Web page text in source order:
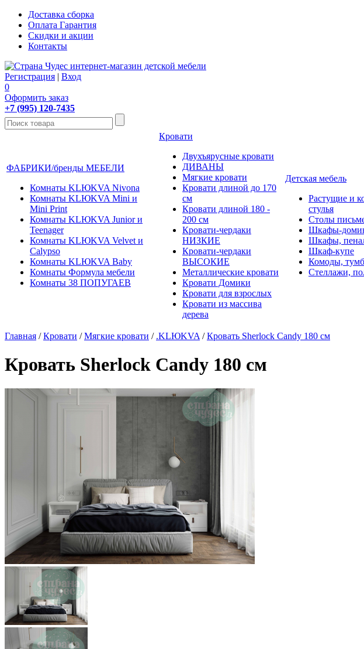
Доставка сборка
Оплата Гарантия
Скидки и акции
Контакты
Регистрация | Вход
0
Оформить заказ
+7 (995) 120-7435
ФАБРИКИ/бренды МЕБЕЛИ
Комнаты KLЮKVA Nivona
Комнаты KLЮKVA Mini и
Mini Print
Комнаты KLЮKVA Junior и
Teenager
Комнаты KLЮKVA Velvet и
Calypso
Комнаты KLЮKVA Baby
Комнаты Формула мебели
Комнаты 38 ПОПУГАЕВ
Кровати
Двухъярусные кровати
ДИВАНЫ
Мягкие кровати
Кровати длиной до 170
см
Кровати длиной 180 -
200 см
Кровати-чердаки
НИЗКИЕ
Кровати-чердаки
ВЫСОКИЕ
Металлические кровати
Кровати Домики
Кровати для взрослых
Кровати из массива
дерева
Детская мебель
Растущие и
стулья
Столы
Шкафы-
Шкафы,
Шкаф-купе
Комоды,
Стеллажи,
Главная /Кровати /Мягкие кровати / .KLЮKVA /Кровать Sherlock Candy 180 см
Кровать Sherlock Candy 180 см